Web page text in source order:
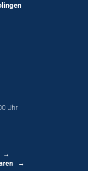
Uhr